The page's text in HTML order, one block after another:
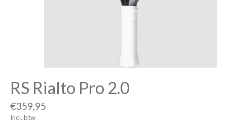
RS Rialto Pro 2.0
€359,95
Incl. btw